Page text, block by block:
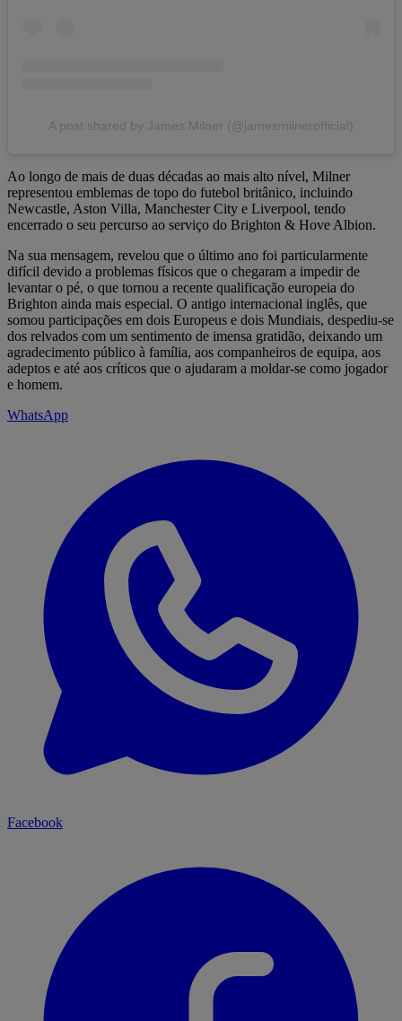
A post shared by James Milner (@jamesmilnerofficial)
Ao longo de mais de duas décadas ao mais alto nível, Milner
representou emblemas de topo do futebol britânico, incluindo
Newcastle, Aston Villa, Manchester City e Liverpool, tendo
encerrado o seu percurso ao serviço do Brighton & Hove Albion.
Na sua mensagem, revelou que o último ano foi particularmente
difícil devido a problemas físicos que o chegaram a impedir de
levantar o pé, o que tornou a recente qualificação europeia do
Brighton ainda mais especial. O antigo internacional inglês, que
somou participações em dois Europeus e dois Mundiais, despediu-se
dos relvados com um sentimento de imensa gratidão, deixando um
agradecimento público à família, aos companheiros de equipa, aos
adeptos e até aos críticos que o ajudaram a moldar-se como jogador
e homem.
WhatsApp
Facebook